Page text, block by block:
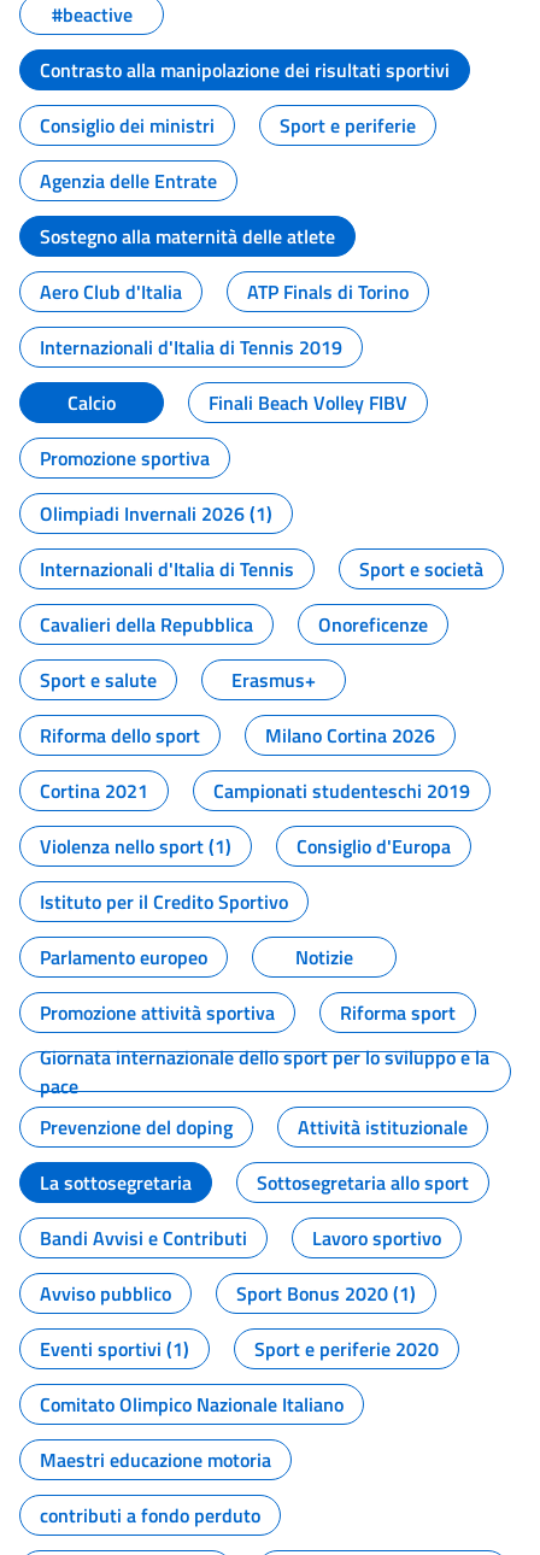
#beactive
Contrasto alla manipolazione dei risultati sportivi
Consiglio dei ministri
Sport e periferie
Agenzia delle Entrate
Sostegno alla maternità delle atlete
Aero Club d'Italia
ATP Finals di Torino
Internazionali d'Italia di Tennis 2019
Calcio
Finali Beach Volley FIBV
Promozione sportiva
Olimpiadi Invernali 2026 (1)
Internazionali d'Italia di Tennis
Sport e società
Cavalieri della Repubblica
Onoreficenze
Sport e salute
Erasmus+
Riforma dello sport
Milano Cortina 2026
Cortina 2021
Campionati studenteschi 2019
Violenza nello sport (1)
Consiglio d'Europa
Istituto per il Credito Sportivo
Parlamento europeo
Notizie
Promozione attività sportiva
Riforma sport
Giornata internazionale dello sport per lo sviluppo e la
pace
Prevenzione del doping
Attività istituzionale
La sottosegretaria
Sottosegretaria allo sport
Bandi Avvisi e Contributi
Lavoro sportivo
Avviso pubblico
Sport Bonus 2020 (1)
Eventi sportivi (1)
Sport e periferie 2020
Comitato Olimpico Nazionale Italiano
Maestri educazione motoria
contributi a fondo perduto